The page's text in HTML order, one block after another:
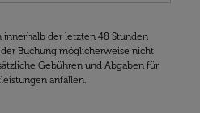
der letzten 48 Stunden
Buchung möglicherweise nicht
Gebühren und Abgaben für
anfallen.